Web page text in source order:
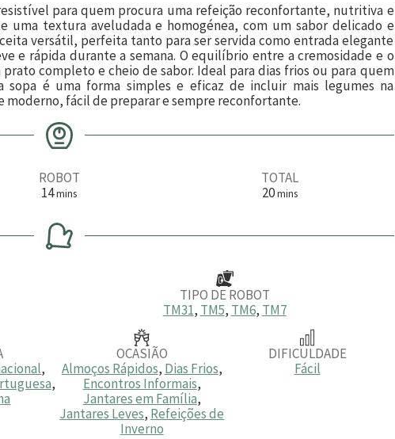
para quem procura uma refeição reconfortante, nutritiva e
uma textura aveludada e homogénea, com um sabor delicado e
versátil, perfeita tanto para ser servida como entrada elegante
e rápida durante a semana. O equilíbrio entre a cremosidade e o
completo e cheio de sabor. Ideal para dias frios ou para quem
sopa é uma forma simples e eficaz de incluir mais legumes na
fácil de preparar e sempre reconfortante.
ROBOT
14m
n
t
mins
TOTAL
20m
u
mins
TIPO DE ROBOT
TM31, TM5, TM6, TM7
,
,
OCASIÃO
Almoços Rápidos, Dias Frios,
Encontros Informais,
Jantares em Família,
Jantares Leves, Refeições de
Inverno
DIFICULDADE
Fácil